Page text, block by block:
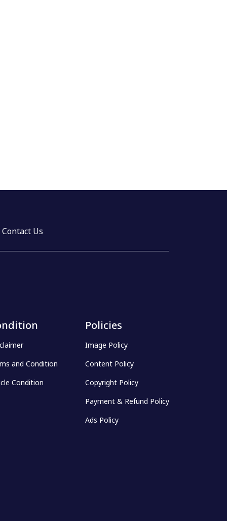
Contact Us
and Condition
Condition
Policies
Image Policy
Content Policy
Copyright Policy
Payment & Refund Policy
Ads Policy